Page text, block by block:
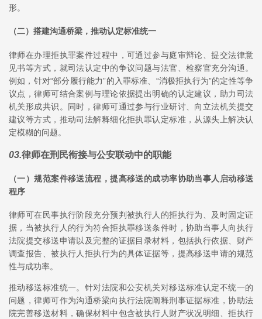
形。
（二）搭建沟通桥梁，推动认定标准统一
律师在办理拒执罪案件过程中，可通过参与庭审辩论、提交法律意
见书等方式，就司法认定中的争议问题与法官、检察官充分沟通。
例如，针对“部分履行能力”的入罪标准、“消极拒执行为”的定性等争
议点，律师可结合案例与理论依据提出明确的认定建议，助力司法
机关形成共识。同时，律师可通过参与行业研讨、向立法机关提交
建议等方式，推动司法解释细化拒执罪认定标准，从源头上解决认
定模糊的问题。
03.律师在刑民衔接与公安联动中的职能
（一）规范案件移送流程，提高移送的成功率协助当事人启动移送
程序
律师可在民事执行阶段充分预判被执行人的拒执行为、及时固定证
据，当被执行人的行为符合拒执罪移送条件时，协助当事人向执行
法院提交移送申请以及完整的证据目录材料，包括执行依据、财产
调查报告、被执行人拒执行为的具体证据等，提高移送申请的规范
性与成功率。
推动移送标准统一。针对法院和公安机关对移送标准认定不统一的
问题，律师可作为沟通桥梁向执行法院阐释刑事证据标准，协助法
院完善移送材料，确保材料中包含被执行人财产状况明细、拒执行